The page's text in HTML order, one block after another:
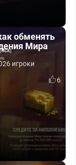
обменять
Мира
игроки
6